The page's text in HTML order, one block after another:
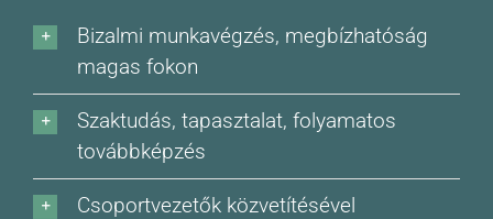
Bizalmi munkavégzés, megbízhatóság
magas fokon
Szaktudás, tapasztalat, folyamatos
továbbképzés
Csoportvezetők közvetítésével